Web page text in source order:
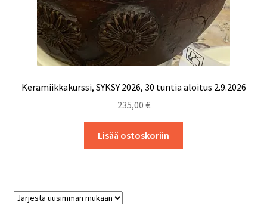
Keramiikkakurssi, SYKSY 2026, 30 tuntia aloitus 2.9.2026
235,00 €
Lisää ostoskoriin